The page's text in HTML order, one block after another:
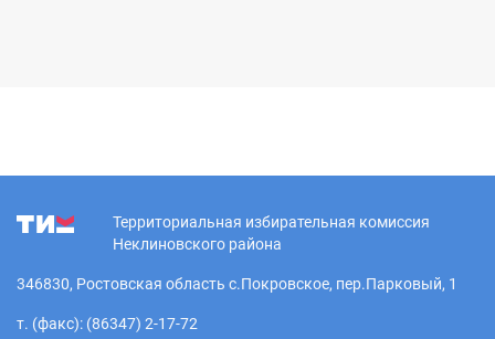
Территориальная избирательная комиссия
Неклиновского района
346830, Ростовская область с.Покровское, пер.Парковый, 1
т. (факс): (86347) 2-17-72